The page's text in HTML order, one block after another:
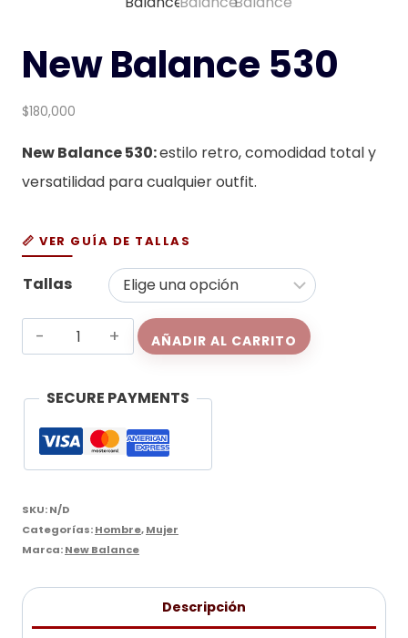
New Balance 530
$180,000
New Balance 530:estilo retro, comodidad total y
versatilidad para cualquier outfit.
📏 VER GUÍA DE TALLAS
Tallas
New
Balance
530
AÑADIR AL CARRITO
SECURE PAYMENTS
SKU:N/D
Categorías:Hombre,Mujer
Marca:New Balance
Descripción